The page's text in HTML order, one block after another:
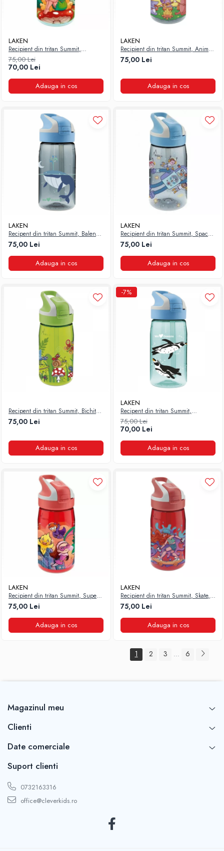
LAKEN
Recipient din tritan Summit,
Magical Forest, 450 ml, Laken
75,00 Lei
70,00 Lei
Adauga in cos
LAKEN
Recipient din tritan Summit, Animal
Camping, 450 ml, Laken
75,00 Lei
Adauga in cos
LAKEN
Recipent din tritan Summit, Balena,
450 ml, Laken
75,00 Lei
Adauga in cos
LAKEN
Recipient din tritan Summit, Space
Robot, 450 ml, Laken
75,00 Lei
Adauga in cos
Recipent din tritan Summit, Bichitos,
450 ml, Laken
75,00 Lei
Adauga in cos
-7%
LAKEN
Recipent din tritan Summit,
Pinguini, 450 ml, Laken
75,00 Lei
70,00 Lei
Adauga in cos
LAKEN
Recipient din tritan Summit, Super
Heroes, 450 ml, Laken
75,00 Lei
Adauga in cos
LAKEN
Recipient din tritan Summit, Skate,
450 ml, Laken
75,00 Lei
Adauga in cos
1 2 3 ... 6
Magazinul meu
Clienti
Date comerciale
Suport clienti
0732163316
office@cleverkids.ro